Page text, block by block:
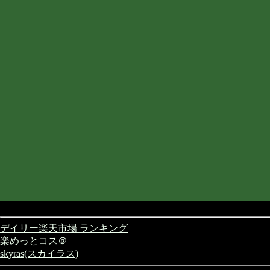
デイリー楽天市場 ランキング
楽めっとコス＠
skyras(スカイラス)